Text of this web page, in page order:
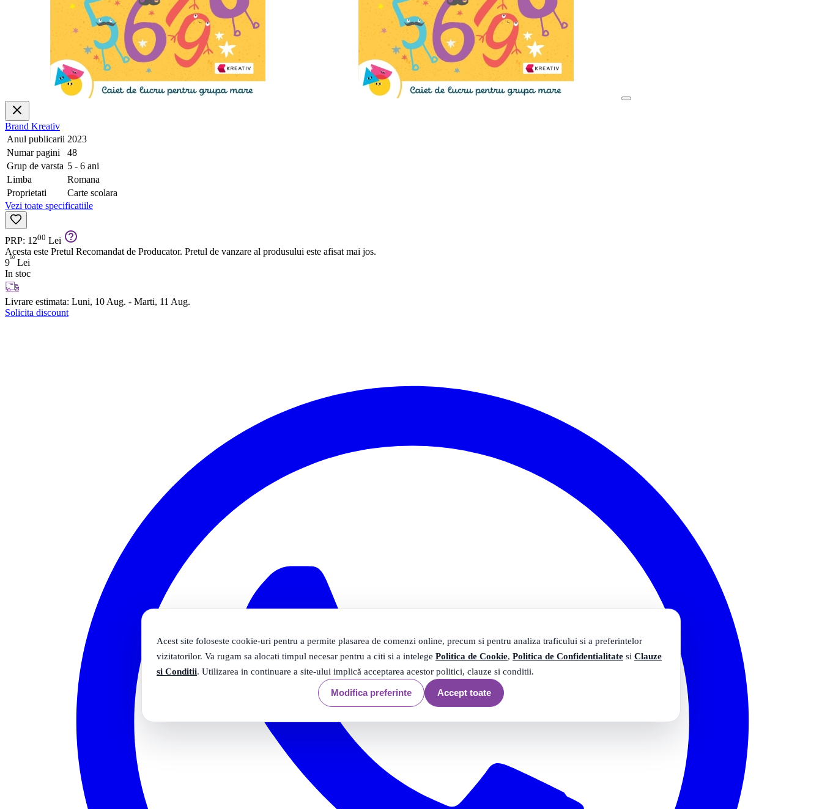
Acest site foloseste cookie-uri pentru a permite plasarea de comenzi online, precum si pentru analiza traficului si a preferintelor
vizitatorilor. Va rugam sa alocati timpul necesar pentru a citi si a intelege Politica de Cookie, Politica de Confidentialitate si Clauze
si Conditii. Utilizarea in continuare a site-ului implică acceptarea acestor politici, clauze si conditii.
Modifica preferinte Accept toate
Brand Kreativ
Anul publicarii 2023
Numar pagini
48
Grup de varsta 5 - 6 ani
Limba
Romana
Proprietati
Carte scolara
Vezi toate specificatiile
PRP: 1200 Lei
Acesta este Pretul Recomandat de Producator. Pretul de vanzare al produsului este afisat mai jos.
960 Lei
In stoc
Livrare estimata: Luni, 10 Aug. - Marti, 11 Aug.
Solicita discount